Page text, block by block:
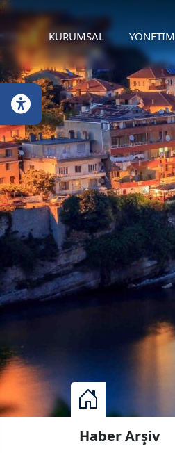
KURUMSAL YÖNETİM
Haber Arşiv